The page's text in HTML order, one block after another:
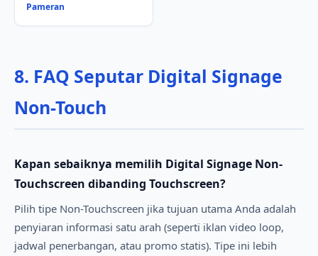
Pameran
8. FAQ Seputar Digital Signage
Non-Touch
Kapan sebaiknya memilih Digital Signage Non-
Touchscreen dibanding Touchscreen?
Pilih tipe Non-Touchscreen jika tujuan utama Anda adalah
penyiaran informasi satu arah (seperti iklan video loop,
jadwal penerbangan, atau promo statis). Tipe ini lebih